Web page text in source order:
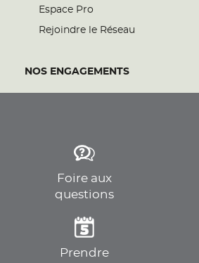
Espace Pro
Rejoindre le Réseau
NOS ENGAGEMENTS
Foire aux
questions
Prendre